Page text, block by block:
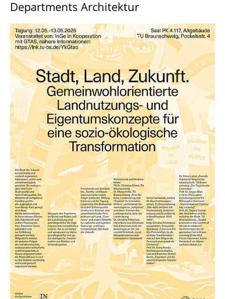
Departments Architektur